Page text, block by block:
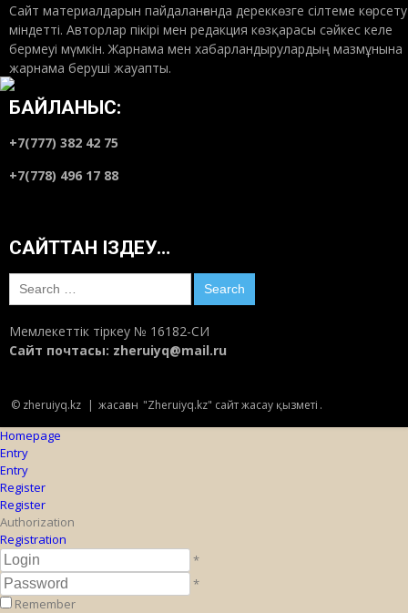
Сайт материалдарын пайдаланғанда дереккөзге сілтеме көрсету
міндетті. Авторлар пікірі мен редакция көзқарасы сәйкес келе
бермеуі мүмкін. Жарнама мен хабарландырулардың мазмұнына
жарнама беруші жауапты.
БАЙЛАНЫС:
+7(777) 382 42 75
+7(778) 496 17 88
САЙТТАН ІЗДЕУ…
Search
for:
Мемлекеттік тіркеу № 16182-СИ
Сайт почтасы: zheruiyq@mail.ru
© zheruiyq.kz | жасаған "Zheruiyq.kz" сайт жасау қызметі .
Homepage
Entry
Entry
Register
Register
Authorization
Registration
*
*
Remember